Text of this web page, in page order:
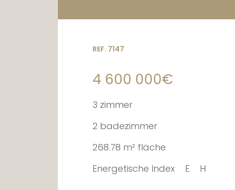
REF. 7147
4 600 000€
3 zimmer
2 badezimmer
268.78 m² fläche
Energetische Index
E H